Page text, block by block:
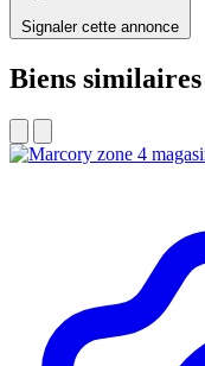
Signaler cette annonce
Biens similaires